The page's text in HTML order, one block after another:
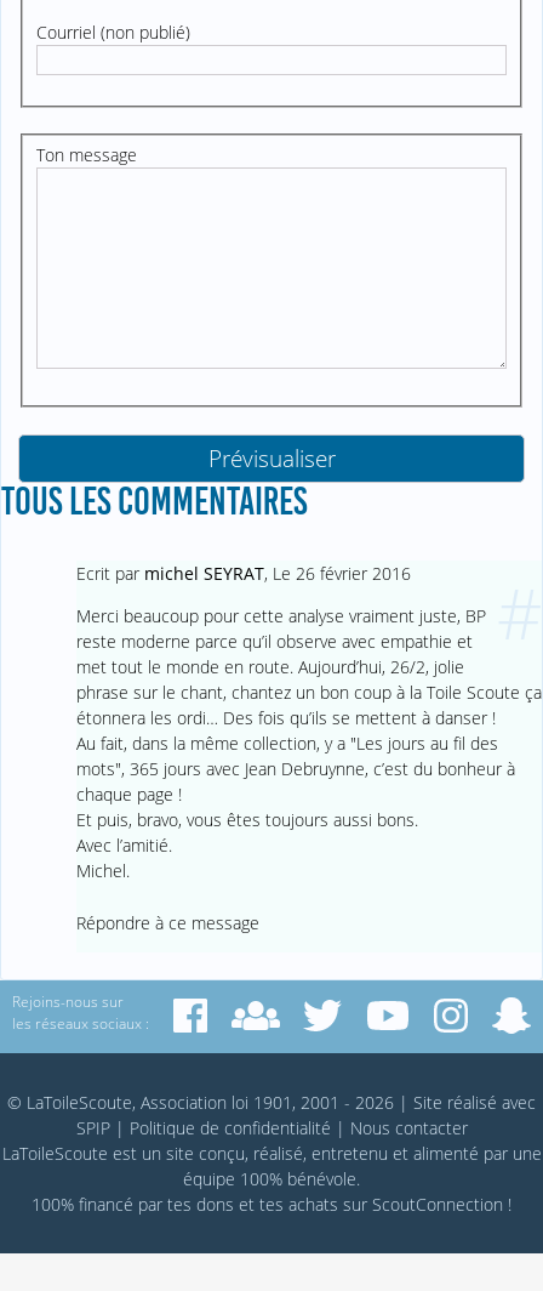
Courriel (non publié)
Ton message
TOUS LES COMMENTAIRES
Ecrit par michel SEYRAT, Le 26 février 2016
Merci beaucoup pour cette analyse vraiment juste, BP
reste moderne parce qu’il observe avec empathie et
met tout le monde en route. Aujourd’hui, 26/2, jolie
phrase sur le chant, chantez un bon coup à la Toile Scoute ça
étonnera les ordi… Des fois qu’ils se mettent à danser !
Au fait, dans la même collection, y a "Les jours au fil des
mots", 365 jours avec Jean Debruynne, c’est du bonheur à
chaque page !
Et puis, bravo, vous êtes toujours aussi bons.
Avec l’amitié.
Michel.
Répondre à ce message
Rejoins-nous sur
les réseaux sociaux :
© LaToileScoute, Association loi 1901, 2001 - 2026 | Site réalisé avec
SPIP| Politique de confidentialité | Nous contacter
LaToileScoute est un site conçu, réalisé, entretenu et alimenté par une
équipe 100% bénévole.
100% financé par tes dons et tes achats sur ScoutConnection !